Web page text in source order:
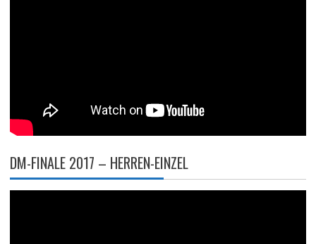
DM-FINALE 2017 – HERREN-EINZEL